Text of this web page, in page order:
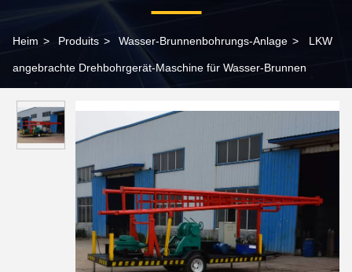
Heim > Produits > Wasser-Brunnenbohrungs-Anlage > LKW
angebrachte Drehbohrgerät-Maschine für Wasser-Brunnen